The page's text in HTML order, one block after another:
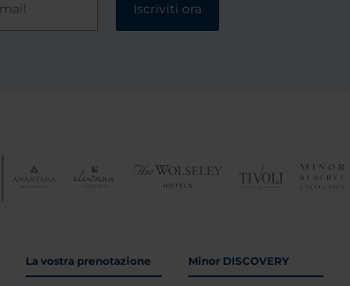
Iscriviti ora
La vostra prenotazione Minor DISCOVERY